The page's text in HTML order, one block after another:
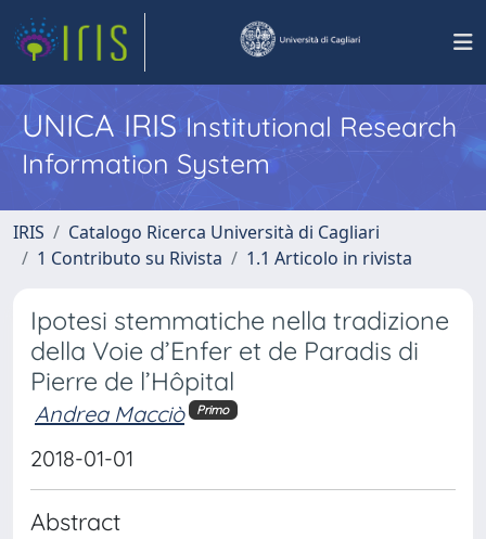
UNICA IRISInstitutional Research
Information System
IRIS
Catalogo Ricerca Università di Cagliari
1 Contributo su Rivista
1.1 Articolo in rivista
Ipotesi stemmatiche nella tradizione
della Voie d’Enfer et de Paradis di
Pierre de l’Hôpital
Andrea Macciò Primo
2018-01-01
Abstract